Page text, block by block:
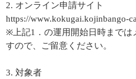
2. オンライン申請サイト
https://www.kokugai.kojinbango-
※上記1．の運用開始日時までは
すので、ご留意ください。
3. 対象者